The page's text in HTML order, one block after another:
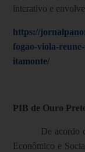
interativo e
https://
fogao-viola-
itamonte/
PIB de Ouro
De acordo
Econômico e